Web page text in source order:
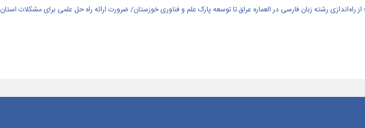
راه‌اندازی رشته زبان فارسی در العماره عراق تا توسعه پارک علم و فناوری خوزستان/ ضرورت ارائه راه حل علمی برای مشکلات استان